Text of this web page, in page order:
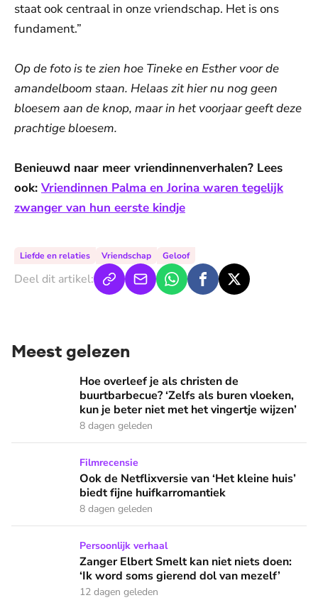
staat ook centraal in onze vriendschap. Het is ons
fundament.”
Op de foto is te zien hoe Tineke en Esther voor de
amandelboom staan. Helaas zit hier nu nog geen
bloesem aan de knop, maar in het voorjaar geeft deze
prachtige bloesem.
Benieuwd naar meer vriendinnenverhalen? Lees
ook: Vriendinnen Palma en Jorina waren tegelijk
zwanger van hun eerste kindje
Liefde en relaties Vriendschap Geloof
Deel dit artikel:
Meest gelezen
Hoe overleef je als christen de buurtbarbecue? ‘Zelfs als
Hoe overleef je als christen de
buurtbarbecue? ‘Zelfs als buren vloeken,
kun je beter niet met het vingertje wijzen’
8 dagen geleden
Ook de Netflixversie van ‘Het kleine huis’ biedt fijne
Filmrecensie
Ook de Netflixversie van ‘Het kleine huis’
biedt fijne huifkarromantiek
8 dagen geleden
Zanger Elbert Smelt kan niet niets doen: ‘Ik word soms
Persoonlijk verhaal
Zanger Elbert Smelt kan niet niets doen:
‘Ik word soms gierend dol van mezelf’
12 dagen geleden